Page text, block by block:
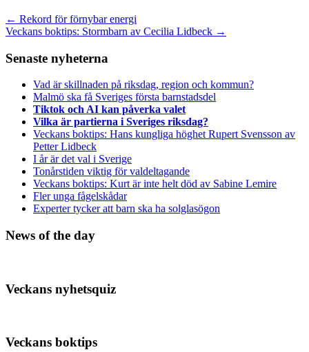
← Rekord för förnybar energi
Veckans boktips: Stormbarn av Cecilia Lidbeck →
Senaste nyheterna
Vad är skillnaden på riksdag, region och kommun?
Malmö ska få Sveriges första barnstadsdel
Tiktok och AI kan påverka valet
Vilka är partierna i Sveriges riksdag?
Veckans boktips: Hans kungliga höghet Rupert Svensson av
Petter Lidbeck
I år är det val i Sverige
Tonårstiden viktig för valdeltagande
Veckans boktips: Kurt är inte helt död av Sabine Lemire
Fler unga fågelskådar
Experter tycker att barn ska ha solglasögon
News of the day
Veckans nyhetsquiz
Veckans boktips